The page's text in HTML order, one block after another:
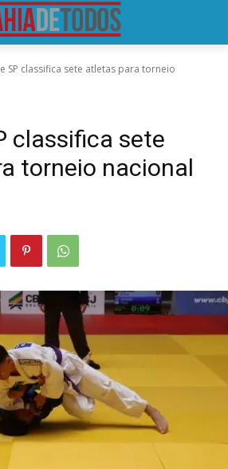
SP classifica sete atletas para torneio
classifica sete
torneio nacional